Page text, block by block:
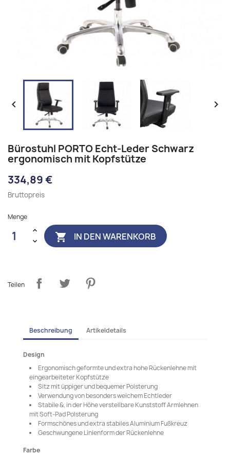
 
Bürostuhl PORTO Echt-Leder Schwarz
ergonomisch mit Kopfstütze
334,89 €
Bruttopreis
Menge
 IN DEN WARENKORB
Teilen
Beschreibung Artikeldetails
Design
Ergonomisch geformte und extra hohe Rückenlehne mit
eingearbeiteter Kopfstütze
Sitz mit üppiger und bequemer Polsterung
Verwendung von besonders weichem Echtleder
Stabile &, in der Höhe verstellbare Kunststoff Armlehnen
mit Soft-Pad Polsterung
Formschönes und extra stabiles Aluminium Fußkreuz
Geschwungene Linienform der Rückenlehne
Farbe